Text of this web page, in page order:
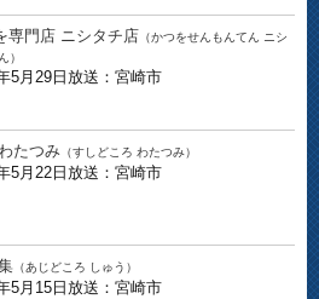
専門店 ニシタチ店 （かつをせんもんてん ニシ
）
5月29日放送：宮崎市
たつみ （すしどころ わたつみ）
5月22日放送：宮崎市
（あじどころ しゅう）
5月15日放送：宮崎市